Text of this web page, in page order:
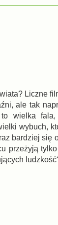
Liczne
ale tak
to wielka
wybuch,
bardziej się
przeżyją